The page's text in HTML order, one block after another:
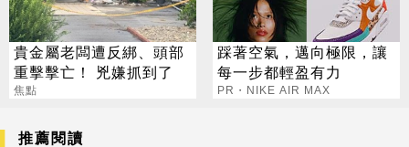
貴金屬老闆遭反綁、頭部
重擊擊亡！ 兇嫌抓到了
焦點
踩著空氣，邁向極限，讓
每一步都輕盈有力
PR・NIKE AIR MAX
推薦閱讀